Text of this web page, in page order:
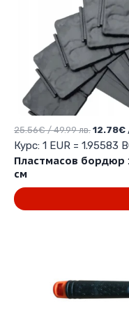
Пластмасов бордюр
см
25.56€/ 49.99 лв. Original
price
was:
/
12.78€
Курс: 1 EUR = 1.95583